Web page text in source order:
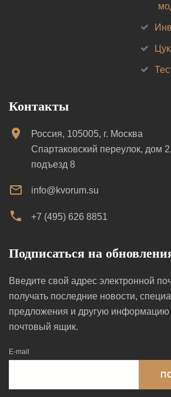
Контакты
Россия, 105005, г. Москва
Спартаковский переулок, дом
подъезд 8
info@kvorum.su
+7 (495) 626 8851
Подписаться на
Введите свой адрес электронной
получать последние новости,
предложения и другую
почтовый ящик.
E-mail